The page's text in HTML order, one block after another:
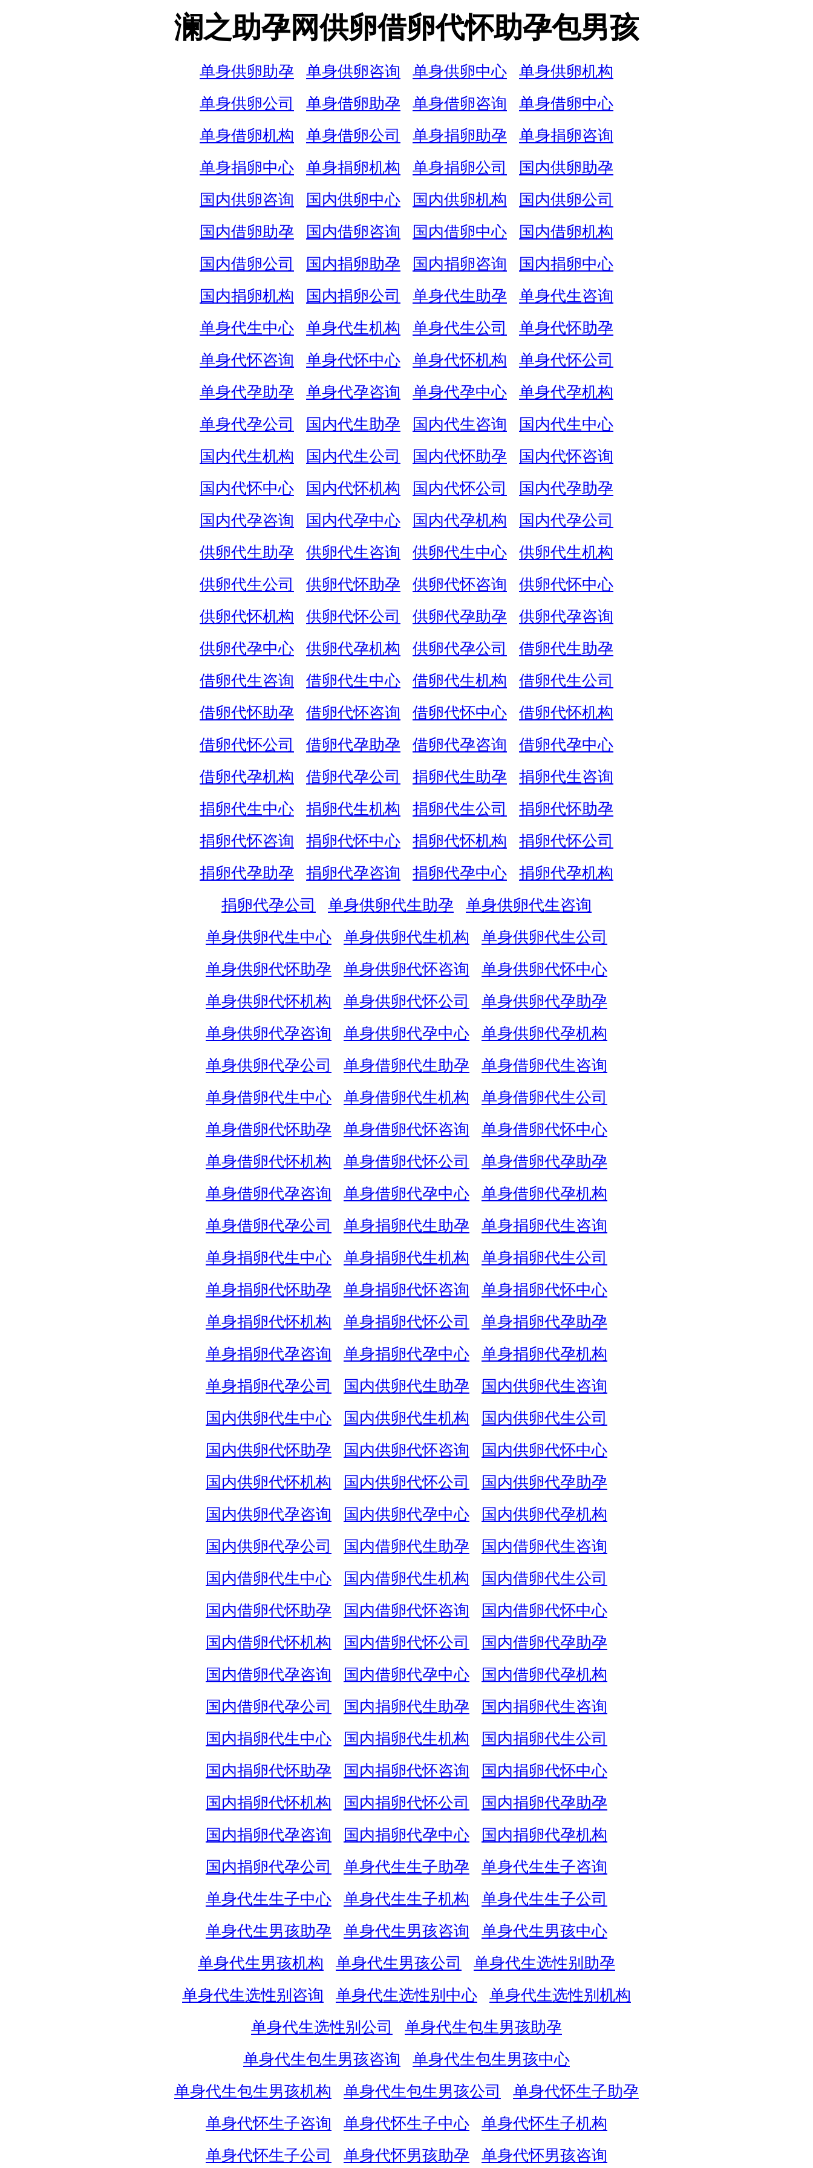
澜之助孕网供卵借卵代怀助孕包男孩
单身供卵助孕 单身供卵咨询 单身供卵中心
单身供卵机构
单身供卵公司
单身借卵助孕 单身借卵咨询
单身借卵中心
单身借卵机构
单身借卵公司 单身捐卵助孕
单身捐卵咨询
单身捐卵中心
单身捐卵机构 单身捐卵公司
国内供卵助孕
国内供卵咨询
国内供卵中心 国内供卵机构
国内供卵公司
国内借卵助孕
国内借卵咨询 国内借卵中心
国内借卵机构
国内借卵公司
国内捐卵助孕 国内捐卵咨询
国内捐卵中心
国内捐卵机构
国内捐卵公司 单身代生助孕
单身代生咨询
单身代生中心
单身代生机构 单身代生公司
单身代怀助孕
单身代怀咨询
单身代怀中心 单身代怀机构
单身代怀公司
单身代孕助孕
单身代孕咨询 单身代孕中心
单身代孕机构
单身代孕公司
国内代生助孕 国内代生咨询
国内代生中心
国内代生机构
国内代生公司 国内代怀助孕
国内代怀咨询
国内代怀中心
国内代怀机构 国内代怀公司
国内代孕助孕
国内代孕咨询
国内代孕中心 国内代孕机构
国内代孕公司
供卵代生助孕
供卵代生咨询 供卵代生中心
供卵代生机构
供卵代生公司
供卵代怀助孕 供卵代怀咨询
供卵代怀中心
供卵代怀机构
供卵代怀公司 供卵代孕助孕
供卵代孕咨询
供卵代孕中心
供卵代孕机构 供卵代孕公司
借卵代生助孕
借卵代生咨询
借卵代生中心 借卵代生机构
借卵代生公司
借卵代怀助孕
借卵代怀咨询 借卵代怀中心
借卵代怀机构
借卵代怀公司
借卵代孕助孕 借卵代孕咨询
借卵代孕中心
借卵代孕机构
借卵代孕公司 捐卵代生助孕
捐卵代生咨询
捐卵代生中心
捐卵代生机构 捐卵代生公司
捐卵代怀助孕
捐卵代怀咨询
捐卵代怀中心 捐卵代怀机构
捐卵代怀公司
捐卵代孕助孕
捐卵代孕咨询 捐卵代孕中心
捐卵代孕机构
捐卵代孕公司
单身供卵代生助孕
单身供卵代生咨询
单身供卵代生中心
单身供卵代生机构
单身供卵代生公司
单身供卵代怀助孕
单身供卵代怀咨询
单身供卵代怀中心
单身供卵代怀机构
单身供卵代怀公司
单身供卵代孕助孕
单身供卵代孕咨询
单身供卵代孕中心
单身供卵代孕机构
单身供卵代孕公司
单身借卵代生助孕
单身借卵代生咨询
单身借卵代生中心
单身借卵代生机构
单身借卵代生公司
单身借卵代怀助孕
单身借卵代怀咨询
单身借卵代怀中心
单身借卵代怀机构
单身借卵代怀公司
单身借卵代孕助孕
单身借卵代孕咨询
单身借卵代孕中心
单身借卵代孕机构
单身借卵代孕公司
单身捐卵代生助孕
单身捐卵代生咨询
单身捐卵代生中心
单身捐卵代生机构
单身捐卵代生公司
单身捐卵代怀助孕
单身捐卵代怀咨询
单身捐卵代怀中心
单身捐卵代怀机构
单身捐卵代怀公司
单身捐卵代孕助孕
单身捐卵代孕咨询
单身捐卵代孕中心
单身捐卵代孕机构
单身捐卵代孕公司
国内供卵代生助孕
国内供卵代生咨询
国内供卵代生中心
国内供卵代生机构
国内供卵代生公司
国内供卵代怀助孕
国内供卵代怀咨询
国内供卵代怀中心
国内供卵代怀机构
国内供卵代怀公司
国内供卵代孕助孕
国内供卵代孕咨询
国内供卵代孕中心
国内供卵代孕机构
国内供卵代孕公司
国内借卵代生助孕
国内借卵代生咨询
国内借卵代生中心
国内借卵代生机构
国内借卵代生公司
国内借卵代怀助孕
国内借卵代怀咨询
国内借卵代怀中心
国内借卵代怀机构
国内借卵代怀公司
国内借卵代孕助孕
国内借卵代孕咨询
国内借卵代孕中心
国内借卵代孕机构
国内借卵代孕公司
国内捐卵代生助孕
国内捐卵代生咨询
国内捐卵代生中心
国内捐卵代生机构
国内捐卵代生公司
国内捐卵代怀助孕
国内捐卵代怀咨询
国内捐卵代怀中心
国内捐卵代怀机构
国内捐卵代怀公司
国内捐卵代孕助孕
国内捐卵代孕咨询
国内捐卵代孕中心
国内捐卵代孕机构
国内捐卵代孕公司
单身代生生子助孕
单身代生生子咨询
单身代生生子中心
单身代生生子机构
单身代生生子公司
单身代生男孩助孕
单身代生男孩咨询
单身代生男孩中心
单身代生男孩机构
单身代生男孩公司
单身代生选性别助孕
单身代生选性别咨询
单身代生选性别中心
单身代生选性别机构
单身代生选性别公司
单身代生包生男孩助孕
单身代生包生男孩咨询
单身代生包生男孩中心
单身代生包生男孩机构
单身代生包生男孩公司
单身代怀生子助孕
单身代怀生子咨询
单身代怀生子中心
单身代怀生子机构
单身代怀生子公司
单身代怀男孩助孕 单身代怀男孩咨询